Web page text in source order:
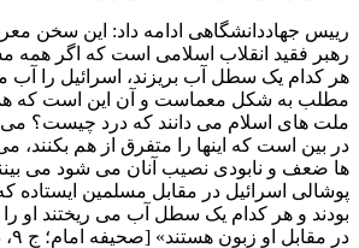
رییس جهاددانشگاهی ادامه داد: این سخن
رهبر فقید انقلاب اسلامی است که اگر همه
هر کدام یک سطل آب بریزند، اسرائیل را آب
مطلب به شکل معماست و آن این است که
ملت های اسلام می دانند که درد چیست؟ می
در بین است که اینها را متفرق از هم بکنند، می
ها ضعف و نابودی نصیب آنان می شود می
پوشالی اسرائیل در مقابل مسلمین ایستاده
بودند و هر کدام یک سطل آب می ریختند او
در مقابل او زبون هستند» [صحیفه امام؛ ج ۹، ص ۲۷۳ـ۲۷۴] .